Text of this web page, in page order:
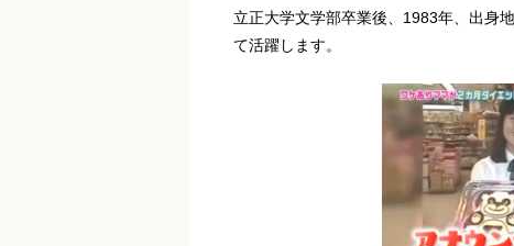
立正大学文学部卒業後、1983年、出身
て活躍します。